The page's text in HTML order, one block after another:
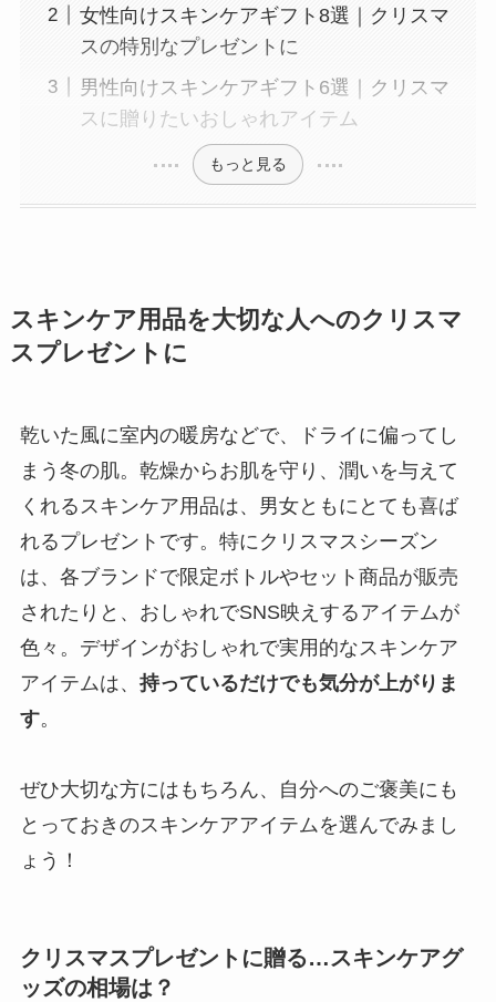
女性向けスキンケアギフト8選｜クリスマ
スの特別なプレゼントに
男性向けスキンケアギフト6選｜クリスマ
スに贈りたいおしゃれアイテム
もっと見る
スキンケア用品を大切な人へのクリスマ
スプレゼントに
乾いた風に室内の暖房などで、ドライに偏ってし
まう冬の肌。乾燥からお肌を守り、潤いを与えて
くれるスキンケア用品は、男女ともにとても喜ば
れるプレゼントです。特にクリスマスシーズン
は、各ブランドで限定ボトルやセット商品が販売
されたりと、おしゃれでSNS映えするアイテムが
色々。デザインがおしゃれで実用的なスキンケア
アイテムは、 持っているだけでも気分が上がりま
す。
ぜひ大切な方にはもちろん、自分へのご褒美にも
とっておきのスキンケアアイテムを選んでみまし
ょう！
クリスマスプレゼントに贈る…スキンケアグ
ッズの相場は？